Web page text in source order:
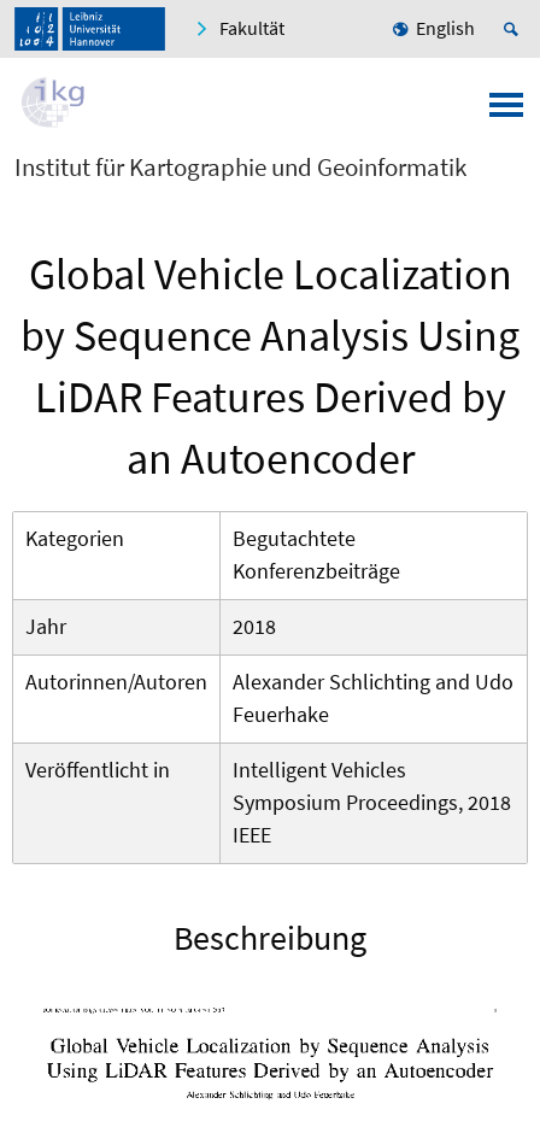
Fakultät English
Institut für Kartographie und Geoinformatik
Global Vehicle Localization
by Sequence Analysis Using
LiDAR Features Derived by
an Autoencoder
Kategorien
Begutachtete
Konferenzbeiträge
Jahr
2018
Autorinnen/Autoren
Alexander Schlichting and Udo
Feuerhake
Veröffentlicht in
Intelligent Vehicles
Symposium Proceedings, 2018
IEEE
Beschreibung